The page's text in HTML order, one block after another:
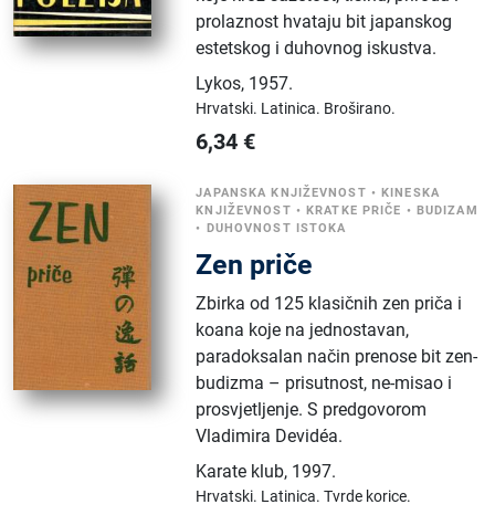
prolaznost hvataju bit japanskog
estetskog i duhovnog iskustva.
Lykos, 1957.
Hrvatski. Latinica. Broširano.
6,34 €
JAPANSKA KNJIŽEVNOST •KINESKA
KNJIŽEVNOST •KRATKE PRIČE • BUDIZAM
• DUHOVNOST ISTOKA
Zen priče
Zbirka od 125 klasičnih zen priča i
koana koje na jednostavan,
paradoksalan način prenose bit zen-
budizma – prisutnost, ne-misao i
prosvjetljenje. S predgovorom
Vladimira Devidéa.
Karate klub, 1997.
Hrvatski. Latinica.Tvrde korice.